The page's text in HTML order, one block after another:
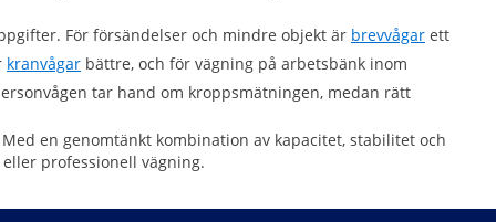
För försändelser och mindre objekt är brevvågar ett
kranvågar bättre, och för vägning på arbetsbänk inom
tar hand om kroppsmätningen, medan rätt
en genomtänkt kombination av kapacitet, stabilitet och
professionell vägning.